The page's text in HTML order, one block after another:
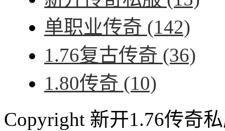
单职业传奇 (142)
1.76复古传奇 (36)
1.80传奇 (10)
Copyright 新开1.76传奇